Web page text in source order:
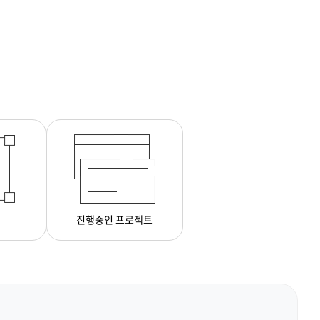
진행중인 프로젝트